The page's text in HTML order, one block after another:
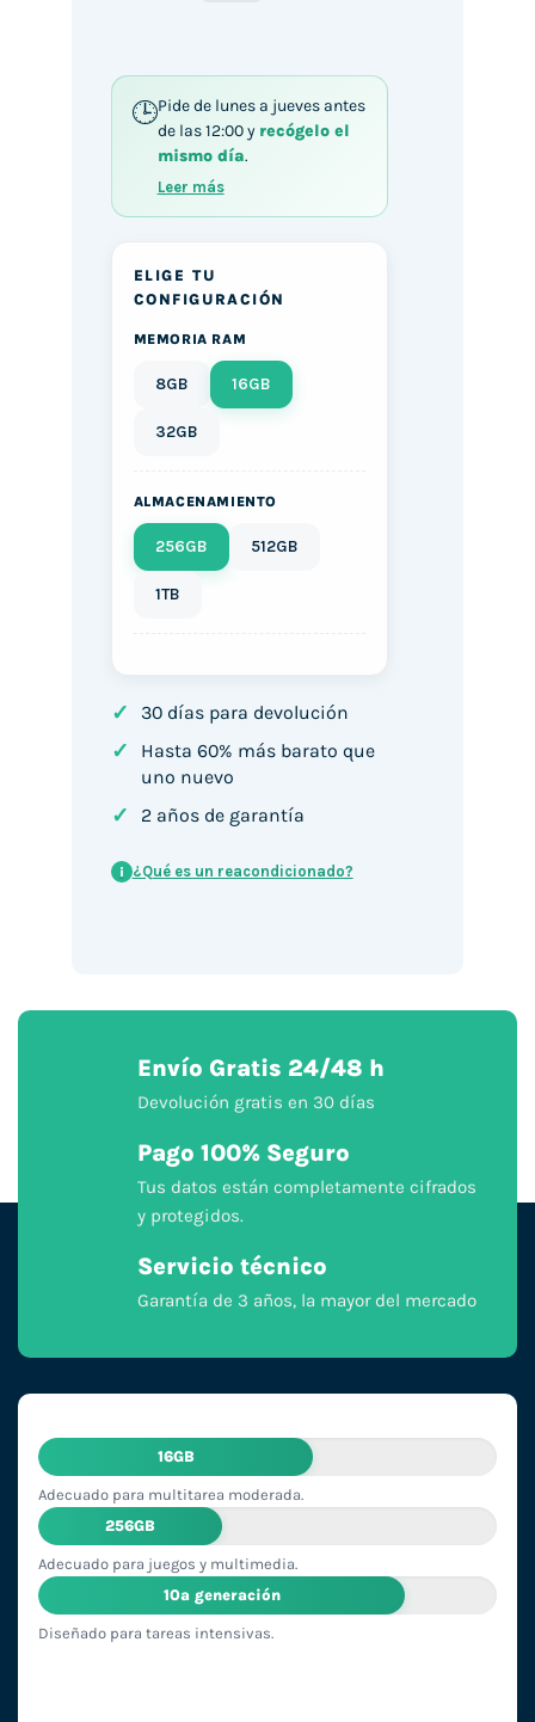
Pide de lunes a jueves antes
de las 12:00 y recógelo el
mismo día.
Leer más
ELIGE TU
CONFIGURACIÓN
MEMORIA RAM
8GB 16GB
32GB
ALMACENAMIENTO
256GB 512GB
1TB
✓ 30 días para devolución
✓
Hasta 60% más barato que
uno nuevo
✓ 2 años de garantía
i ¿Qué es un reacondicionado?
Envío Gratis 24/48 h
Devolución gratis en 30 días
Pago 100% Seguro
Tus datos están completamente cifrados
y protegidos.
Servicio técnico
Garantía de 3 años, la mayor del mercado
16GB
Adecuado para multitarea moderada.
256GB
Adecuado para juegos y multimedia.
10ª generación
Diseñado para tareas intensivas.